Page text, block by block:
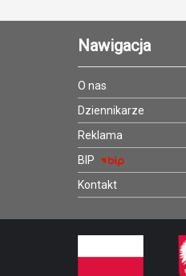
Nawigacja
O nas
Dziennikarze
Reklama
BIP
Kontakt